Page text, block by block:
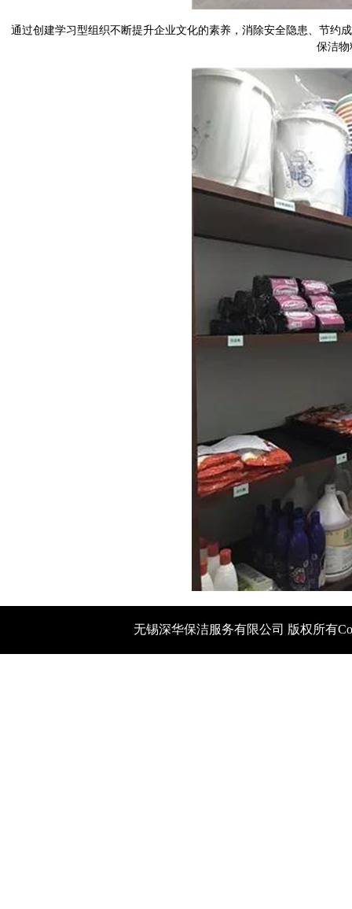
通过创建学习型组织不断提升企业文化的素养，消除安全隐患、节约
保洁物
无锡深华保洁服务有限公司 版权所有